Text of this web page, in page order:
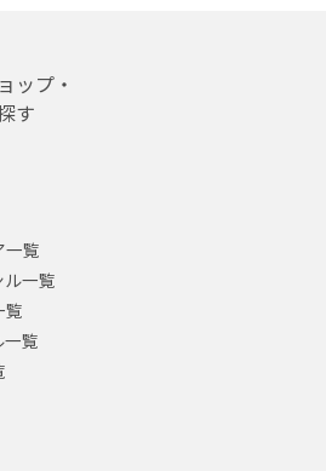
ップ・
す
一覧
一覧
覧
覧